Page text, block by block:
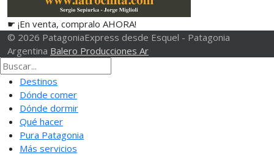
☛ ¡En venta, compralo AHORA!
© 2026 PatagoniaExpress desde Esquel - Patagonia
Argentina Balero Producciones Ar
Destinos
Dónde comer
Dónde dormir
Qué hacer
Pura Patagonia
Más servicios